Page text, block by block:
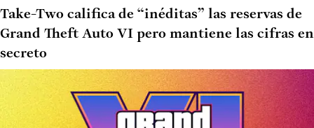
Take-Two califica de “inéditas” las reservas de
Grand Theft Auto VI pero mantiene las cifras en
secreto